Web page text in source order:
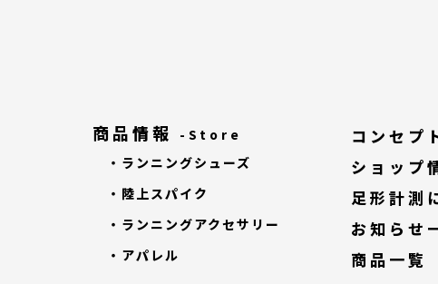
商品情報 -Store
・ランニングシューズ
・陸上スパイク
・ランニングアクセサリー
・アパレル
コンセプ
ショップ
足形計測
お知らせ
商品一覧